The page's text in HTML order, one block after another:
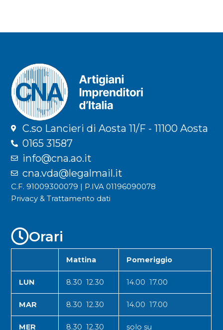
C.so Lancieri di Aosta 11/F - 11100 Aosta
0165 31587
info@cna.ao.it
cna.vda@legalmail.it
C.F. 91009300079 | P.IVA 01196090078
Privacy & Trattamento dati
Orari
Mattina Pomeriggio
LUN 8.30 12.30 14.00 17.00
MAR 8.30 12.30 14.00 17.00
MER 8.30 12.30 solo su